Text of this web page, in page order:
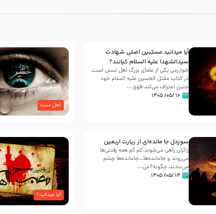
آیا میدانید مسبّبین اصلی شهادت
سیدالشهدا علیه ‌السلام کیانند؟
خوارزمی یکی از علمای بزرگ اهل تسنن است،
در کتاب مقتل الحسین علیه ‌السلام خود
چنین اعتراف می‌کند:فوَق...
۱۶ /۰۵/ ۱۴۰۵
اهل سنت
سوزدل جا مانده‌ای از زیارت اربعین
زائران راهی می‌شوند،کم‌ کم همه رفتنی‌ها
می‌روند و جامانده‌ها…جامانده‌ها چشم
می‌بندند.چگونه؟می‌...
۱۴ /۰۵/ ۱۴۰۵
آیا میدانید؟